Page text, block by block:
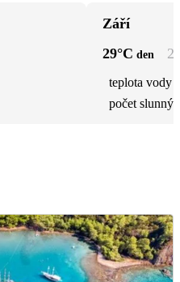
Září
29°C den
teplota vody
počet